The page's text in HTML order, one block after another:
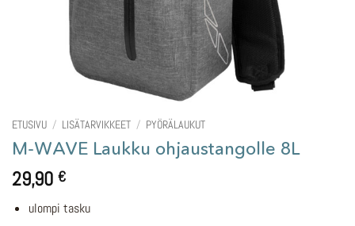
ETUSIVU / LISÄTARVIKKEET / PYÖRÄLAUKUT
M-WAVE Laukku ohjaustangolle 8L
29,90 €
ulompi tasku